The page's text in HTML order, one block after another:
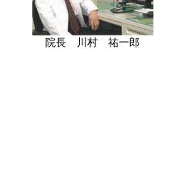
院長 川村 祐一郎